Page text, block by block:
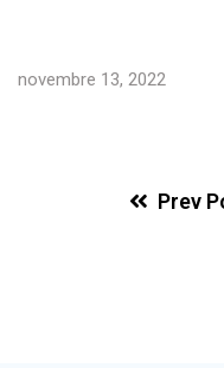
novembre 13, 2022
Prev